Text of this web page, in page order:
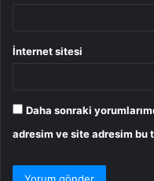
İnternet sitesi
Daha sonraki
adresim ve site adresim bu